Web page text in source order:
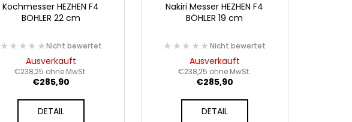
Kochmesser HEZHEN F4
BÖHLER 22 cm
★★★★★
★★★★★Nicht bewertet
Ausverkauft
€238,25 ohne MwSt.
€285,90
DETAIL
Nakiri Messer HEZHEN F4
BÖHLER 19 cm
★★★★★
★★★★★ Nicht bewertet
Ausverkauft
€238,25 ohne MwSt.
€285,90
DETAIL